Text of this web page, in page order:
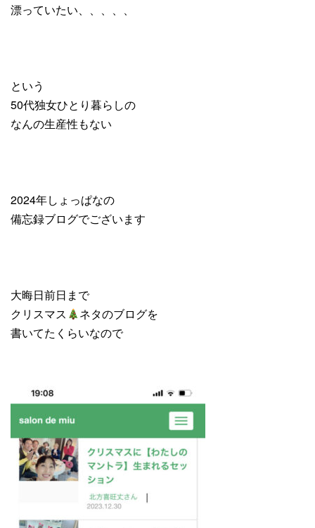
漂っていたい、、、、、
という
50代独女ひとり暮らしの
なんの生産性もない
2024年しょっぱなの
備忘録ブログでございます
大晦日前日まで
クリスマス
ネタのブログを
書いてたくらいなので